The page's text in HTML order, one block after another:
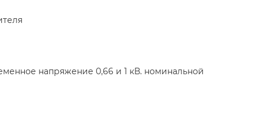
напряжение 0,66 и 1 кВ. номинальной